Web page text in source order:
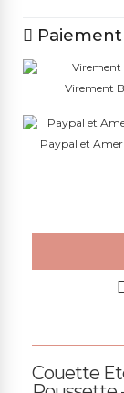
Virement
Paypal et
Couette